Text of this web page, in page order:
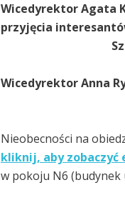
Wicedyrektor Agata
przyjęcia
Szkolna 16:
Wicedyrektor Anna
Nieobecności na
kliknij, aby zobaczyć
w pokoju N6 (budynek